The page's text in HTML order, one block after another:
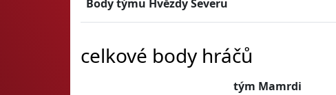
Body týmu Hvězdy Severu
celkové body hráčů
tým Mamrdi